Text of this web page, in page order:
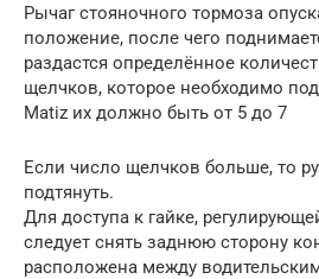
Рычаг стояночного тормоза
положение, после чего
раздастся определённое
щелчков, которое необходимо
Matiz их должно быть от 5 до 7
Если число щелчков больше, то
подтянуть.
Для доступа к гайке,
следует снять заднюю сторону
расположена между